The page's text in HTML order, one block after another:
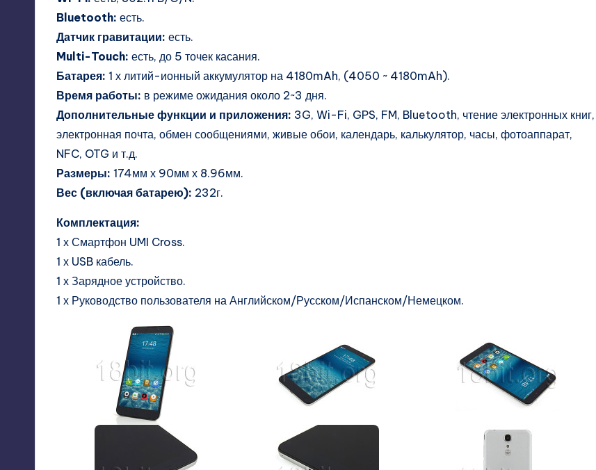
Bluetooth: есть.
Датчик гравитации: есть.
Multi-Touch: есть, до 5 точек касания.
Батарея: 1 х литий-ионный аккумулятор на 4180mAh, (4050 ~ 4180mAh).
Время работы: в режиме ожидания около 2~3 дня.
Дополнительные функции и приложения: 3G, Wi-Fi, GPS, FM, Bluetooth, чтение электронных книг,
электронная почта, обмен сообщениями, живые обои, календарь, калькулятор, часы, фотоаппарат,
NFC, OTG и т.д.
Размеры: 174мм х 90мм х 8.96мм.
Вес (включая батарею): 232г.
Комплектация:
1 х Смартфон UMI Cross.
1 х USB кабель.
1 х Зарядное устройство.
1 х Руководство пользователя на Английском/Русском/Испанском/Немецком.